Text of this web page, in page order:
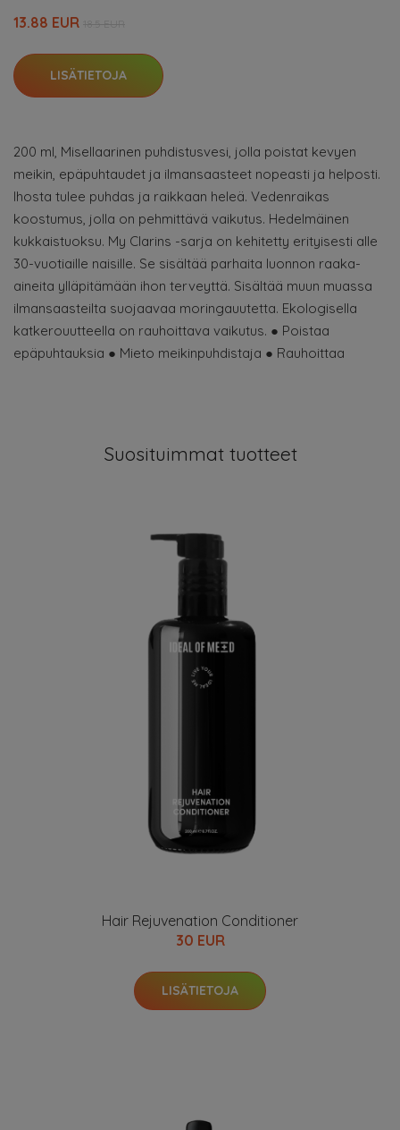
13.88 EUR
LISÄTIETOJA
200 ml, Misellaarinen puhdistusvesi, jolla poistat kevyen
meikin, epäpuhtaudet ja ilmansaasteet nopeasti ja helposti.
Ihosta tulee puhdas ja raikkaan heleä. Vedenraikas
koostumus, jolla on pehmittävä vaikutus. Hedelmäinen
kukkaistuoksu. My Clarins -sarja on kehitetty erityisesti alle
30-vuotiaille naisille. Se sisältää parhaita luonnon raaka-
aineita ylläpitämään ihon terveyttä. Sisältää muun muassa
ilmansaasteilta suojaavaa moringauutetta. Ekologisella
katkerouutteella on rauhoittava vaikutus. ● Poistaa
epäpuhtauksia ● Mieto meikinpuhdistaja ● Rauhoittaa
Suosituimmat tuotteet
Hair Rejuvenation Conditioner
30 EUR
LISÄTIETOJA